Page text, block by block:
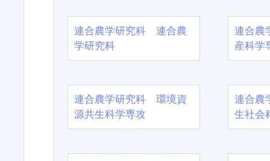
連合農学研究科 連合農
学研究科
連合農
産科学
連合農学研究科 環境資
源共生科学専攻
連合農
生社会